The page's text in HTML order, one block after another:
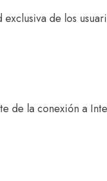
de los
de la conexión a